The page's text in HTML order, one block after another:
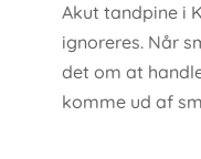
Akut tandpine i
ignoreres. Når
det om at
komme ud af